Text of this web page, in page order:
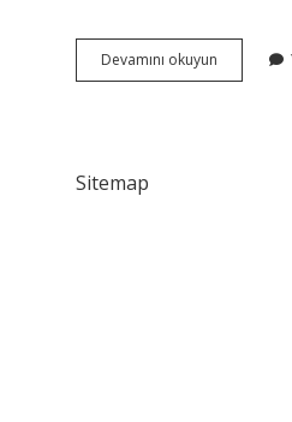
Devamını okuyun
Göçünü
Sitemap